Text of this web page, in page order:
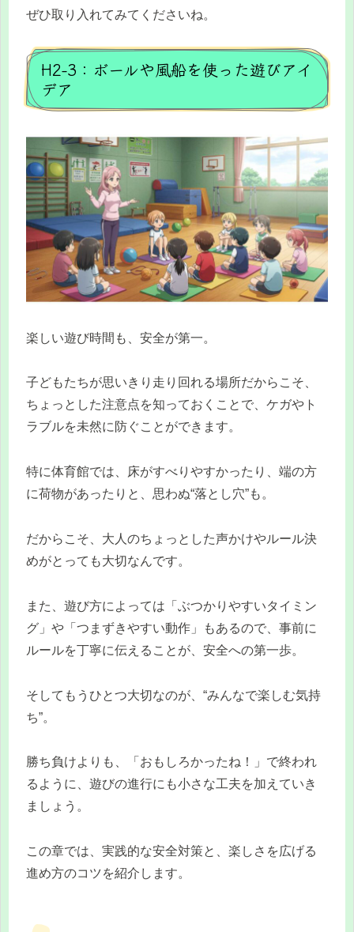
ぜひ取り入れてみてくださいね。
H2-3：ボールや風船を使った遊びアイ
デア
楽しい遊び時間も、安全が第一。
子どもたちが思いきり走り回れる場所だからこそ、
ちょっとした注意点を知っておくことで、ケガやト
ラブルを未然に防ぐことができます。
特に体育館では、床がすべりやすかったり、端の方
に荷物があったりと、思わぬ“落とし穴”も。
だからこそ、大人のちょっとした声かけやルール決
めがとっても大切なんです。
また、遊び方によっては「ぶつかりやすいタイミン
グ」や「つまずきやすい動作」もあるので、事前に
ルールを丁寧に伝えることが、安全への第一歩。
そしてもうひとつ大切なのが、“みんなで楽しむ気持
ち”。
勝ち負けよりも、「おもしろかったね！」で終われ
るように、遊びの進行にも小さな工夫を加えていき
ましょう。
この章では、実践的な安全対策と、楽しさを広げる
進め方のコツを紹介します。